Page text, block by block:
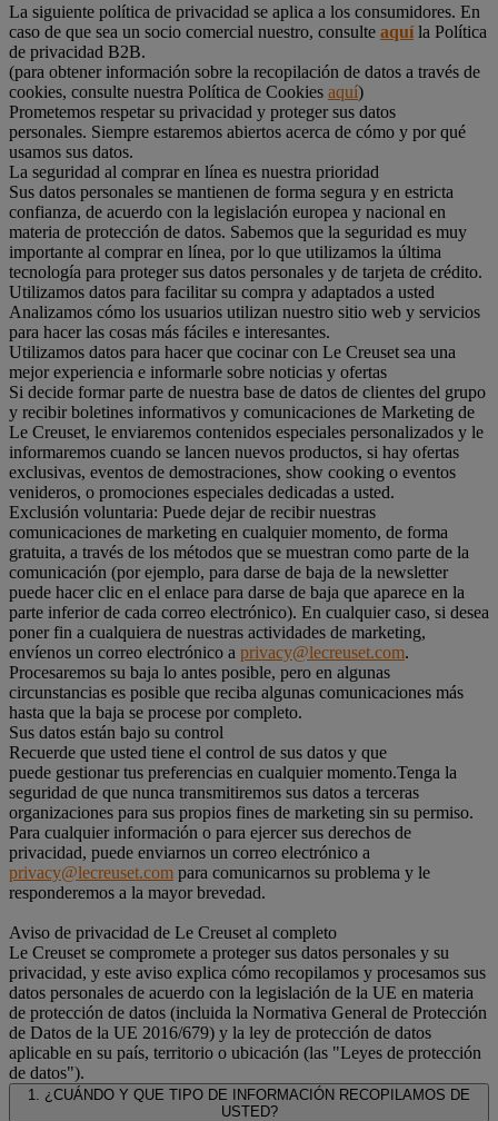
La siguiente política de privacidad se aplica a los consumidores. En
caso de que sea un socio comercial nuestro, consulte aquíla Política
de privacidad B2B.
(para obtener información sobre la recopilación de datos a través de
cookies, consulte nuestra Política de Cookies aquí)
Prometemos respetar su privacidad y proteger sus datos
personales. Siempre estaremos abiertos acerca de cómo y por qué
usamos sus datos.
La seguridad al comprar en línea es nuestra prioridad
Sus datos personales se mantienen de forma segura y en estricta
confianza, de acuerdo con la legislación europea y nacional en
materia de protección de datos. Sabemos que la seguridad es muy
importante al comprar en línea, por lo que utilizamos la última
tecnología para proteger sus datos personales y de tarjeta de crédito.
Utilizamos datos para facilitar su compra y adaptados a usted
Analizamos cómo los usuarios utilizan nuestro sitio web y servicios
para hacer las cosas más fáciles e interesantes.
Utilizamos datos para hacer que cocinar con Le Creuset sea una
mejor experiencia e informarle sobre noticias y ofertas
Si decide formar parte de nuestra base de datos de clientes del grupo
y recibir boletines informativos y comunicaciones de Marketing de
Le Creuset, le enviaremos contenidos especiales personalizados y le
informaremos cuando se lancen nuevos productos, si hay ofertas
exclusivas, eventos de demostraciones, show cooking o eventos
venideros, o promociones especiales dedicadas a usted.
Exclusión voluntaria: Puede dejar de recibir nuestras
comunicaciones de marketing en cualquier momento, de forma
gratuita, a través de los métodos que se muestran como parte de la
comunicación (por ejemplo, para darse de baja de la newsletter
puede hacer clic en el enlace para darse de baja que aparece en la
parte inferior de cada correo electrónico). En cualquier caso, si desea
poner fin a cualquiera de nuestras actividades de marketing,
envíenos un correo electrónico a privacy@lecreuset.com.
Procesaremos su baja lo antes posible, pero en algunas
circunstancias es posible que reciba algunas comunicaciones más
hasta que la baja se procese por completo.
Sus datos están bajo su control
Recuerde que usted tiene el control de sus datos y que
puede gestionar tus preferencias en cualquier momento.Tenga la
seguridad de que nunca transmitiremos sus datos a terceras
organizaciones para sus propios fines de marketing sin su permiso.
Para cualquier información o para ejercer sus derechos de
privacidad, puede enviarnos un correo electrónico a
privacy@lecreuset.com para comunicarnos su problema y le
responderemos a la mayor brevedad.
Aviso de privacidad de Le Creuset al completo
Le Creuset se compromete a proteger sus datos personales y su
privacidad, y este aviso explica cómo recopilamos y procesamos sus
datos personales de acuerdo con la legislación de la UE en materia
de protección de datos (incluida la Normativa General de Protección
de Datos de la UE 2016/679) y la ley de protección de datos
aplicable en su país, territorio o ubicación (las "Leyes de protección
de datos").
1. ¿CUÁNDO Y QUE TIPO DE INFORMACIÓN RECOPILAMOS DE
USTED?